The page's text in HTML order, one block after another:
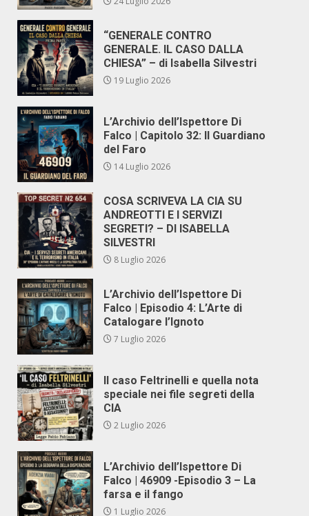
“GENERALE CONTRO
GENERALE. IL CASO DALLA
CHIESA” – di Isabella Silvestri
19 Luglio 2026
L’Archivio dell’Ispettore Di
Falco | Capitolo 32: Il Guardiano
del Faro
14 Luglio 2026
COSA SCRIVEVA LA CIA SU
ANDREOTTI E I SERVIZI
SEGRETI? – DI ISABELLA
SILVESTRI
8 Luglio 2026
L’Archivio dell’Ispettore Di
Falco | Episodio 4: L’Arte di
Catalogare l’Ignoto
7 Luglio 2026
Il caso Feltrinelli e quella nota
speciale nei file segreti della
CIA
2 Luglio 2026
L’Archivio dell’Ispettore Di
Falco | 46909 -Episodio 3 – La
farsa e il fango
1 Luglio 2026